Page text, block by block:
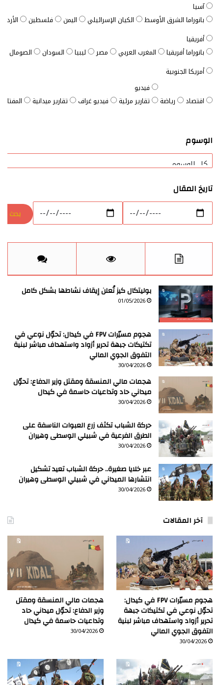
آسيا
بانوراما الشرق الأوسط
الكيان الإسرائيلي اليمن فلسطين
الأردن
أفريقيا
بانوراما أفريقيا
المغرب العربي مصر ليبيا السودان الصومال
أمريكا الجنوبية
اقتصاد رياضة
فيديو
تقارير مرئية
فيديو غراف تقارير ميدانية
الوسوم
تاريخ المقال
بوليتكال كيز تُعلن إيقاف نشاطها بشكل كامل
01/05/2026
هجوم مسيّرات FPV في كيدال: تحوّل نوعي في
تكتيكات جبهة تحرير أزواد واستهداف مباشر لبنية
التفوق الجوي المالي
30/04/2026
هجمات مالي المنسقة ومقتل وزير الدفاع: تحوّل
ميداني حاد وتداعيات حاسمة في كيدال
30/04/2026
حركة الشباب تكثف زرع العبوات الناسفة على
الطرق الفرعية في شبيلي الوسطى وهيران
30/04/2026
عبر خلايا صغيرة.. حركة الشباب تعيد تشكيل
انتشارها الميداني في شبيلي الوسطى وهيران
30/04/2026
آخر المقالات
هجوم مسيّرات FPV في كيدال:
تحوّل نوعي في تكتيكات جبهة
تحرير أزواد واستهداف مباشر لبنية
التفوق الجوي المالي
30/04/2026
هجمات مالي المنسقة ومقتل
وزير الدفاع: تحوّل ميداني حاد
وتداعيات حاسمة في كيدال
30/04/2026